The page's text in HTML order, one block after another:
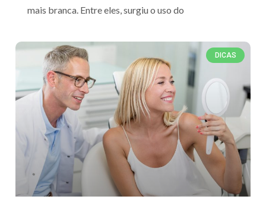
mais branca. Entre eles, surgiu o uso do
DICAS